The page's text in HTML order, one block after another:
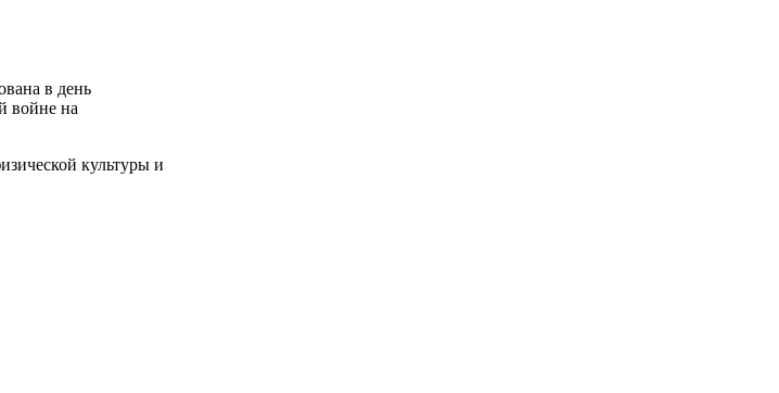
в день
войне на
культуры и